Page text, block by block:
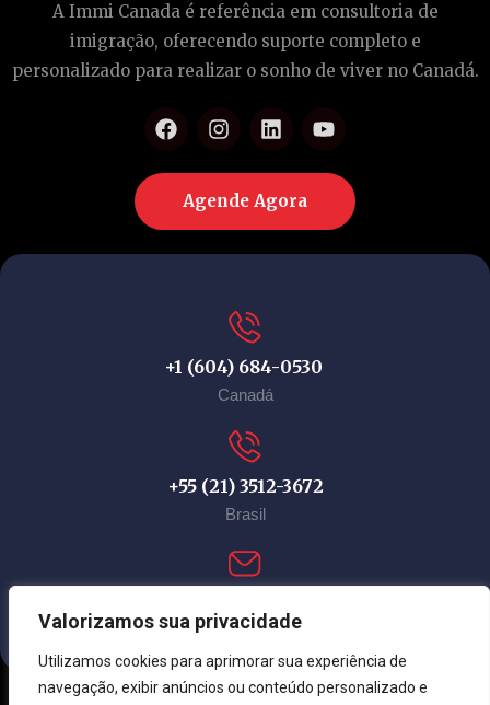
Valorizamos sua privacidade
Utilizamos cookies para aprimorar sua experiência de
navegação, exibir anúncios ou conteúdo personalizado e
A Immi Canada é referência em consultoria de
imigração, oferecendo suporte completo e
personalizado para realizar o sonho de viver no Canadá.
Agende Agora
+1 (604) 684-0530
Canadá
+55 (21) 3512-3672
Brasil